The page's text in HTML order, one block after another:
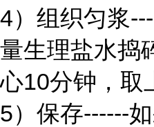
4）组织匀浆
量生理盐水捣
心10分钟，取
5）保存------